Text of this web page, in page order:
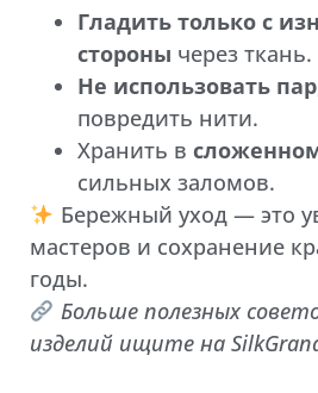
Гладить только с
стороны через ткань.
Не использовать пар
повредить нити.
Хранить в
сильных заломов.
Бережный уход — это
мастеров и сохранение
годы.
Больше полезных
изделий ищите на